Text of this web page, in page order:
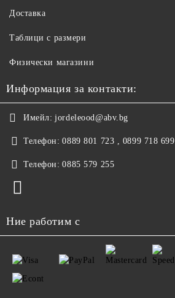
Доставка
Таблици с размери
Физически магазини
Информация за контакти:
Имейл: jordeleood@abv.bg
Телефон: 0889 801 723 , 0899 718 699
Телефон: 0885 579 255
Ние работим с